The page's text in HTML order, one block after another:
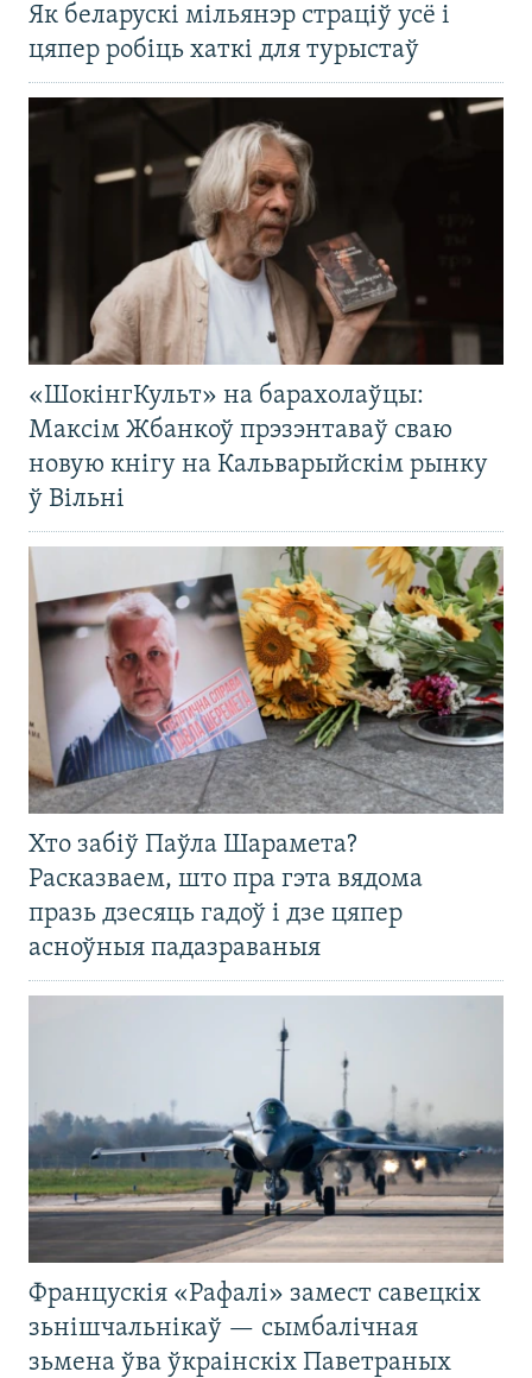
Як беларускі мільянэр страціў усё і
цяпер робіць хаткі для турыстаў
«ШокінгКульт» на барахолаўцы:
Максім Жбанкоў прэзэнтаваў сваю
новую кнігу на Кальварыйскім рынку
ў Вільні
Хто забіў Паўла Шарамета?
Расказваем, што пра гэта вядома
празь дзесяць гадоў і дзе цяпер
асноўныя падазраваныя
Францускія «Рафалі» замест савецкіх
зьнішчальнікаў — сымбалічная
зьмена ўва ўкраінскіх Паветраных